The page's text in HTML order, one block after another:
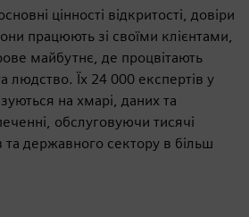
цінності відкритості, довіри
працюють зі своїми клієнтами,
майбутнє, де процвітають
людство. Їх 24 000 експертів у
на хмарі, даних та
обслуговуючи тисячі
та державного сектору в більш